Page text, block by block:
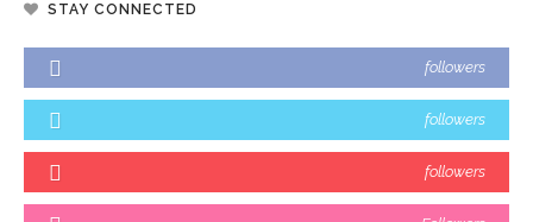
STAY CONNECTED
followers
followers
followers